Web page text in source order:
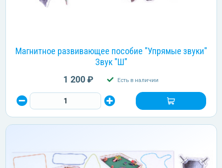
Магнитное развивающее пособие "Упрямые звуки"
Звук "Ш"
1 200 ₽ Есть в наличии